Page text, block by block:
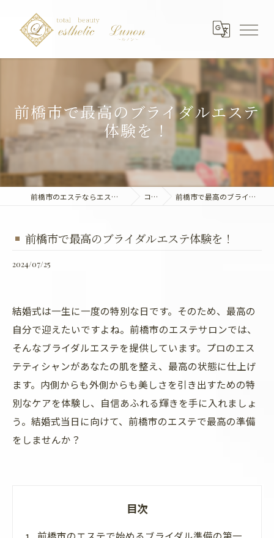
前橋市で最高のブライダルエステ
体験を！
前橋市のエステならエステティック～Lunon～ コラム 前橋市で最高のブライダルエステ体験を！
前橋市で最高のブライダルエステ体験を！
2024/07/25
結婚式は一生に一度の特別な日です。そのため、最高の
自分で迎えたいですよね。前橋市のエステサロンでは、
そんなブライダルエステを提供しています。プロのエス
テティシャンがあなたの肌を整え、最高の状態に仕上げ
ます。内側からも外側からも美しさを引き出すための特
別なケアを体験し、自信あふれる輝きを手に入れましょ
う。結婚式当日に向けて、前橋市のエステで最高の準備
をしませんか？
目次